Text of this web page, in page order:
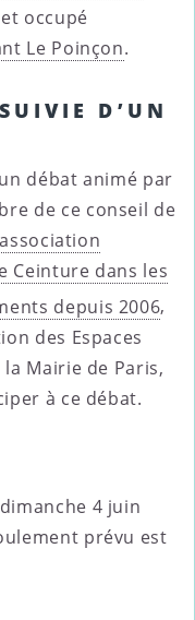
occupé
Le Poinçon.
D’UN
débat animé par
de ce conseil de
Ceinture dans les
depuis 2006,
des Espaces
Mairie de Paris,
à ce débat.
4 juin
prévu est